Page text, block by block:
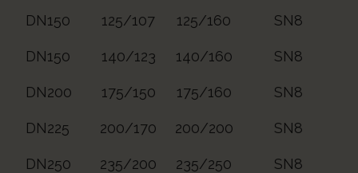
DN150 125/107 125/160 SN8
DN150 140/123 140/160 SN8
DN200 175/150 175/160 SN8
DN225 200/170 200/200 SN8
DN250 235/200 235/250 SN8